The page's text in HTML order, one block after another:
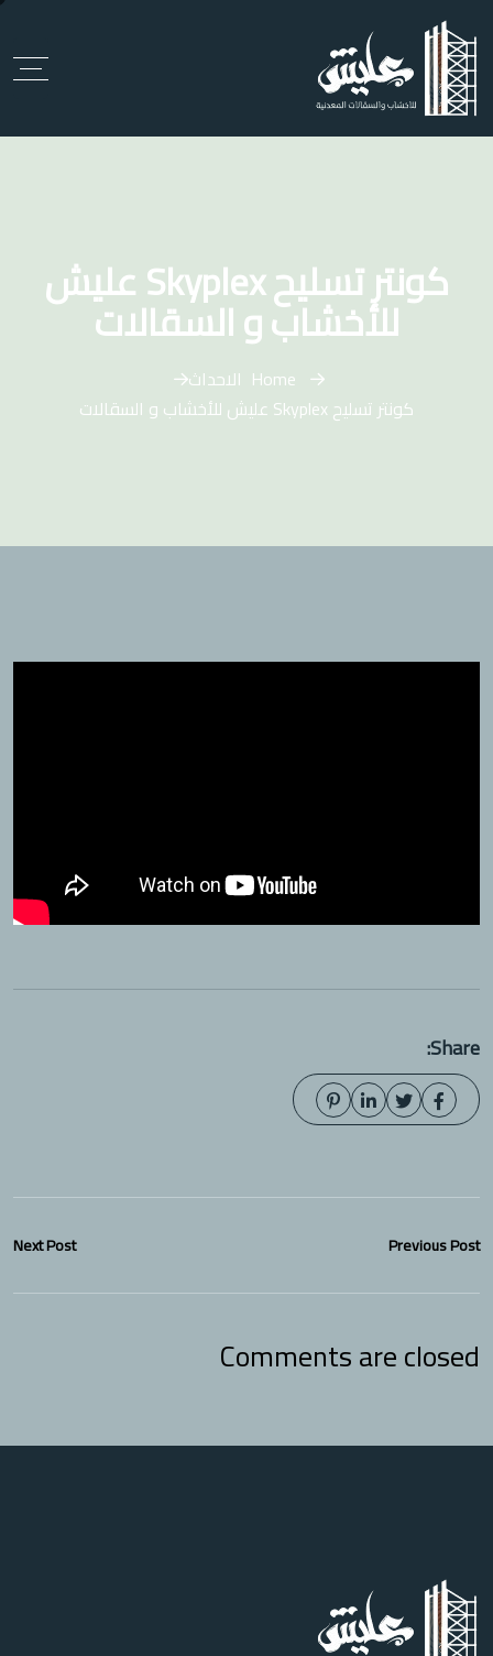
كونتر تسليح Skyplex عليش
للأخشاب و السقالات
Home الاحداث
كونتر تسليح Skyplex عليش للأخشاب و السقالات
Share:
Previous Post
Next Post
Comments are closed